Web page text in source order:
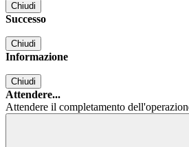
Chiudi
Successo
Chiudi
Informazione
Chiudi
Attendere...
Attendere il completamento